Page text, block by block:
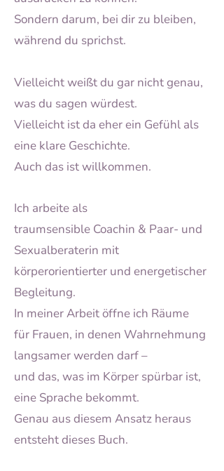
Sondern darum, bei dir zu bleiben,
während du sprichst.
Vielleicht weißt du gar nicht genau,
was du sagen würdest.
Vielleicht ist da eher ein Gefühl als
eine klare Geschichte.
Auch das ist willkommen.
Ich arbeite als
traumsensible Coachin & Paar- und
Sexualberaterin mit
körperorientierter und energetischer
Begleitung.
In meiner Arbeit öffne ich Räume
für Frauen, in denen Wahrnehmung
langsamer werden darf –
und das, was im Körper spürbar ist,
eine Sprache bekommt.
Genau aus diesem Ansatz heraus
entsteht dieses Buch.